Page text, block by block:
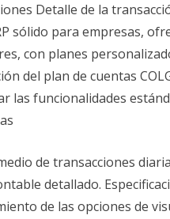
Detalle de la
sólido para empresas,
con planes
del plan de cuentas
las funcionalidades
de transacciones
detallado.
de las opciones de